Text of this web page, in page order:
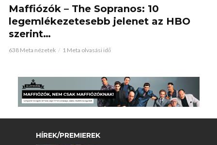
Maffiózók – The Sopranos: 10
legemlékezetesebb jelenet az HBO
szerint…
638 Meta nézetek 1 Meta olvasási idő
HÍREK/PREMIEREK